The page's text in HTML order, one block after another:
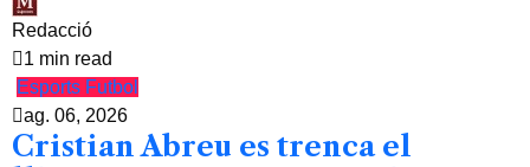
Redacció
1 min read
Esports Futbol
ag. 06, 2026
Cristian Abreu es trenca el